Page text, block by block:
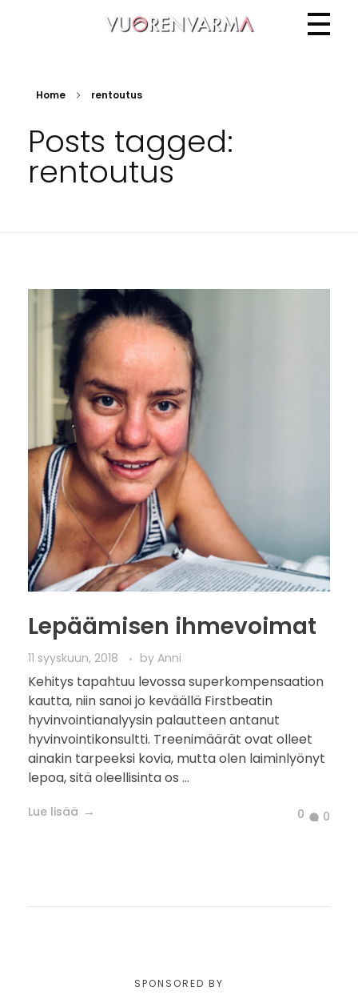
Home rentoutus
Posts tagged:
rentoutus
Lepäämisen ihmevoimat
11 syyskuun, 2018 by Anni
Kehitys tapahtuu levossa superkompensaation
kautta, niin sanoi jo keväällä Firstbeatin
hyvinvointianalyysin palautteen antanut
hyvinvointikonsultti. Treenimäärät ovat olleet
ainakin tarpeeksi kovia, mutta olen laiminlyönyt
lepoa, sitä oleellisinta os ...
Lue lisää 0 0
SPONSORED BY